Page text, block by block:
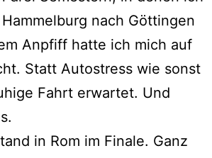
nach Göttingen
Anpfiff hatte ich mich auf
Statt Autostress wie sonst
Fahrt erwartet. Und
in Rom im Finale. Ganz